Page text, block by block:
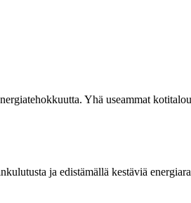
Yhä useammat
ja edistämällä kestäviä